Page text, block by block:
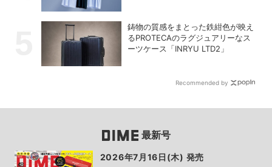
鋳物の質感をまとった鉄紺色が映え
るPROTECAのラグジュアリーなス
ーツケース「INRYU LTD2」
Recommended by
最新号
2026年7月16日(木) 発売